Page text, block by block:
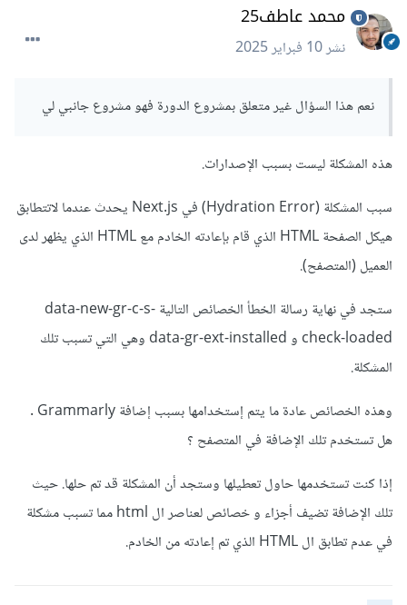
محمد عاطف25
نشر10 فبراير 2025
نعم هذا السؤال غير متعلق بمشروع الدورة فهو مشروع جانبي لي
هذه المشكلة ليست بسبب الإصدارات.
سبب المشكلة (Hydration Error) في Next.js يحدث عندما لاتتطابق
هيكل الصفحة HTML الذي قام بإعادته الخادم مع HTML الذي يظهر لدى
العميل (المتصفح).
ستجد في نهاية رسالة الخطأ الخصائص التالية data-new-gr-c-s-
check-loaded و data-gr-ext-installed وهي التي تسبب تلك
المشكلة.
وهذه الخصائص عادة ما يتم إستخدامها بسبب إضافة Grammarly .
هل تستخدم تلك الإضافة في المتصفح ؟
إذا كنت تستخدمها حاول تعطيلها وستجد أن المشكلة قد تم حلها. حيث
تلك الإضافة تضيف أجزاء و خصائص لعناصر ال html مما تسبب مشكلة
في عدم تطابق ال HTML الذي تم إعادته من الخادم.